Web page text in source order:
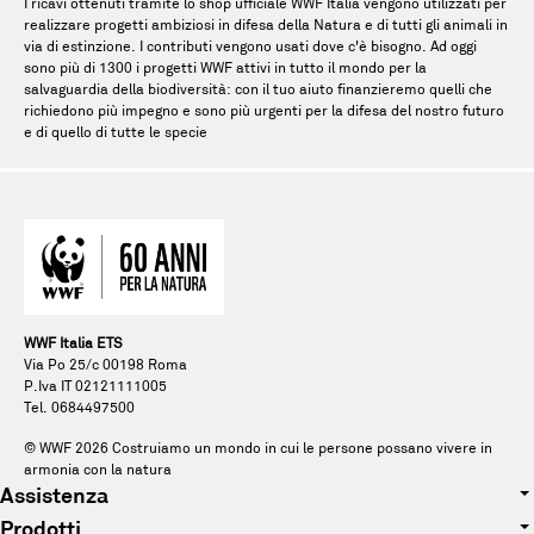
I ricavi ottenuti tramite lo shop ufficiale WWF Italia vengono utilizzati per
realizzare progetti ambiziosi in difesa della Natura e di tutti gli animali in
via di estinzione. I contributi vengono usati dove c'è bisogno. Ad oggi
sono più di 1300 i progetti WWF attivi in tutto il mondo per la
salvaguardia della biodiversità: con il tuo aiuto finanzieremo quelli che
richiedono più impegno e sono più urgenti per la difesa del nostro futuro
e di quello di tutte le specie
WWF Italia ETS
Via Po 25/c 00198 Roma
P.Iva IT 02121111005
Tel. 0684497500
© WWF 2026 Costruiamo un mondo in cui le persone possano vivere in
armonia con la natura
Assistenza
Tel. 0684497500